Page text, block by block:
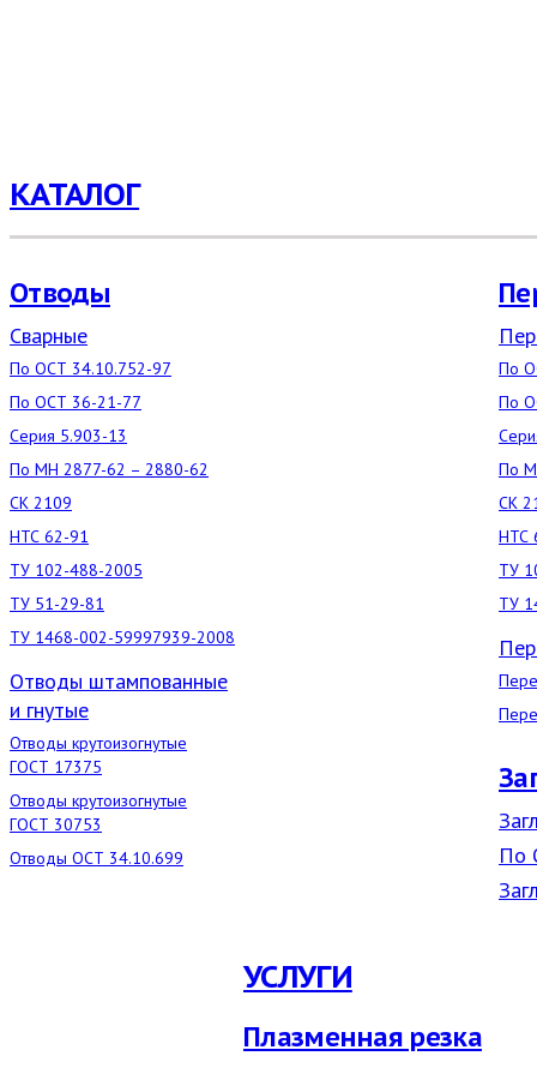
КАТАЛОГ
Отводы
Сварные
По ОСТ 34.10.752-97
По ОСТ 36-21-77
Серия 5.903-13
По МН 2877-62 – 2880-62
СК 2109
НТС 62-91
ТУ 102-488-2005
ТУ 51-29-81
ТУ 1468-002-59997939-2008
Отводы штампованные
и гнутые
Отводы крутоизогнутые
ГОСТ 17375
Отводы крутоизогнутые
ГОСТ 30753
Отводы ОСТ 34.10.699
По
По
По
СК
НТС
ТУ
ТУ
По
УСЛУГИ
Плазменная резка